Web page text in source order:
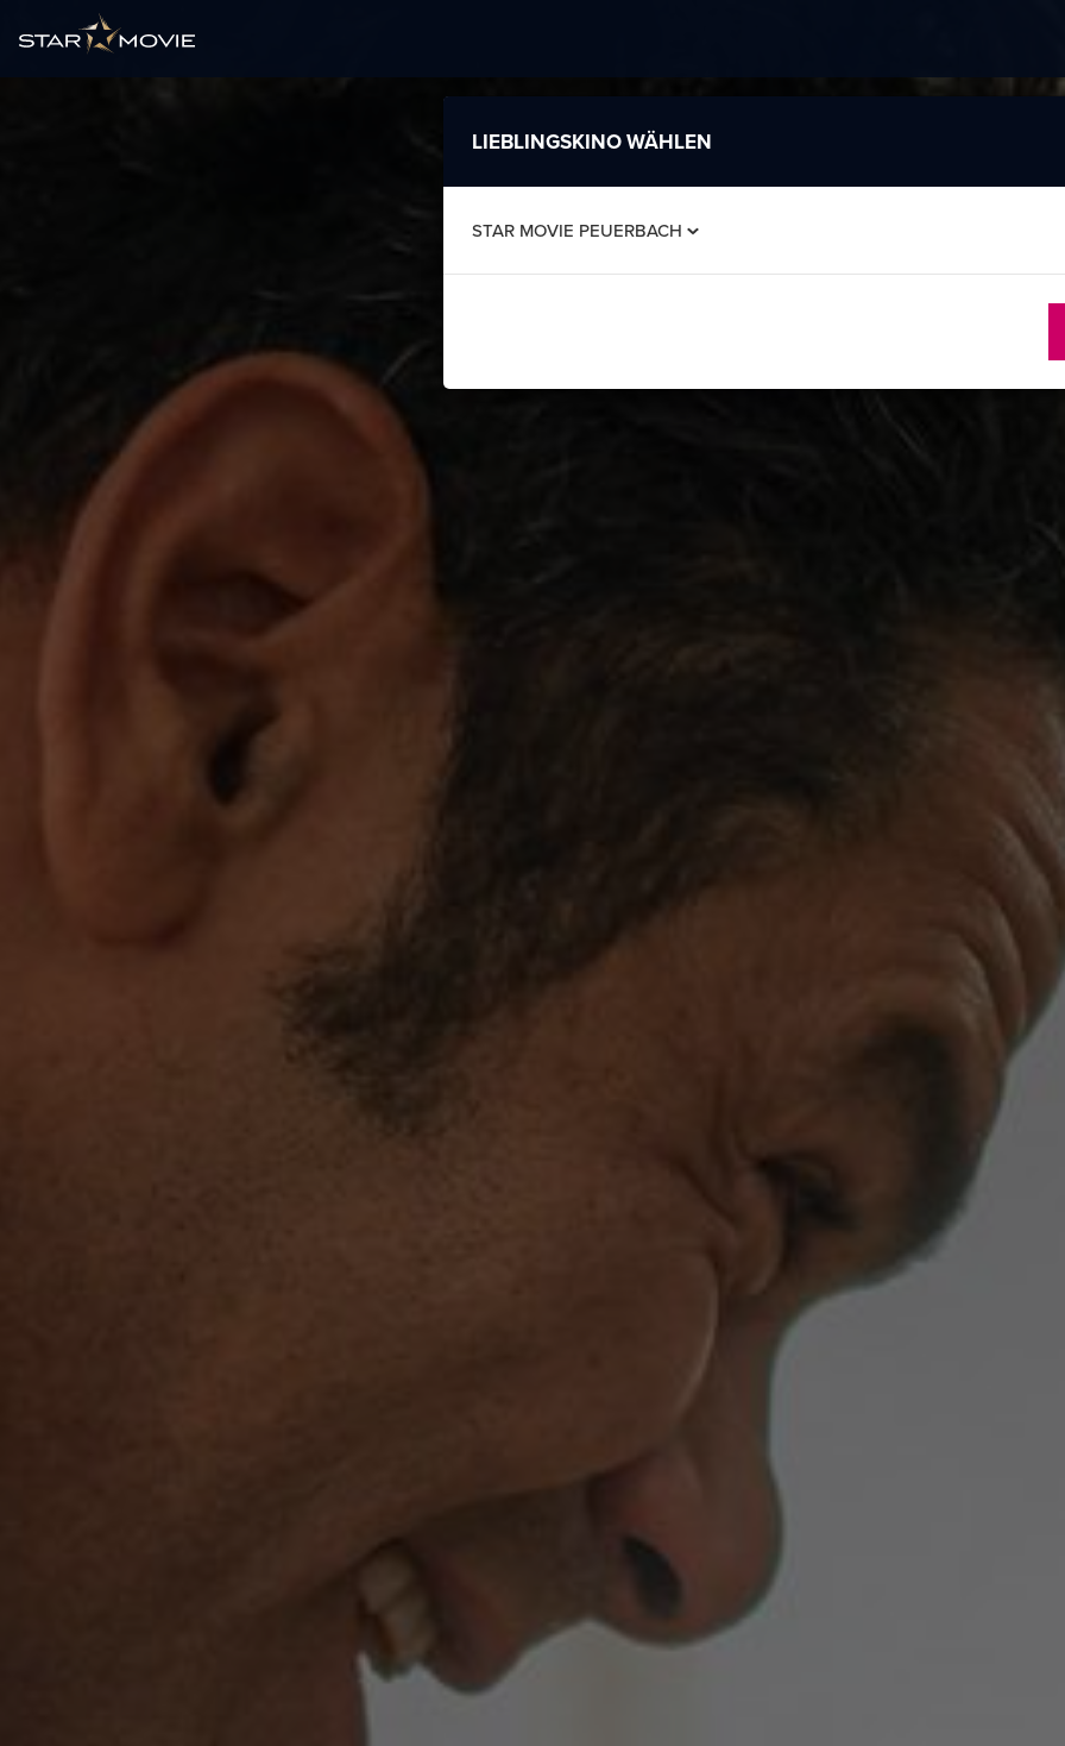
LIEBLINGSKINO WÄHLEN
STAR MOVIE PEUERBACH